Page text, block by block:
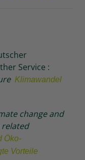
Service :
Klimawandel
change and
related
Öko-
Vorteile